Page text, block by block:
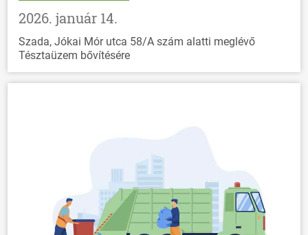
2026. január 14.
Szada, Jókai Mór utca 58/A szám alatti meglévő
Tésztaüzem bővítésére